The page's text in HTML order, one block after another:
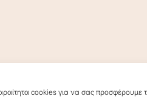
cookies για να σας προσφέρουμε